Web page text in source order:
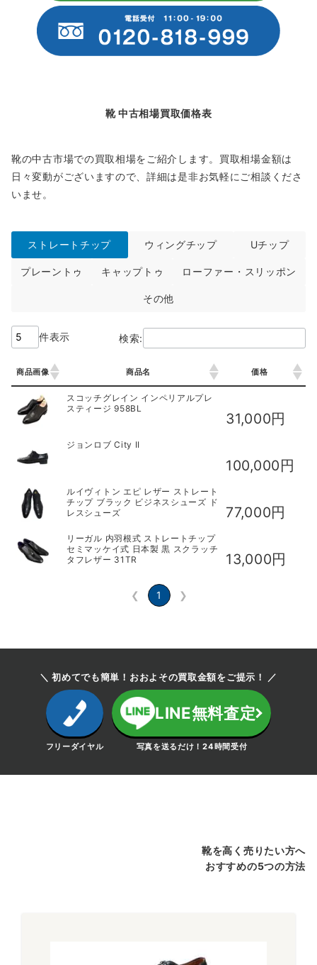
靴 中古相場買取価格表
靴の中古市場での買取相場をご紹介します。買取相場金額は
日々変動がございますので、詳細は是非お気軽にご相談くださ
いませ。
ストレートチップ ウィングチップ Uチップ
プレーントゥ キャップトゥ ローファー・スリッポン
その他
件表示 検索:
商品画像 商品名 価格
商品画像 商品名
スコッチグレイン インペリアルプレ
スティージ 958BL
31,000円
ジョンロブ City II
100,000円
ルイヴィトン エピ レザー ストレート
チップ ブラック ビジネスシューズ ド
レスシューズ
77,000円
リーガル 内羽根式 ストレートチップ
セミマッケイ式 日本製 黒 スクラッチ
タフレザー 31TR
13,000円
❮ 1 ❯
＼ 初めてでも簡単！おおよその買取金額をご提示！ ／
フリーダイヤル
LINE無料査定
写真を送るだけ！24時間受付
靴を高く売りたい方へ
おすすめの5つの方法